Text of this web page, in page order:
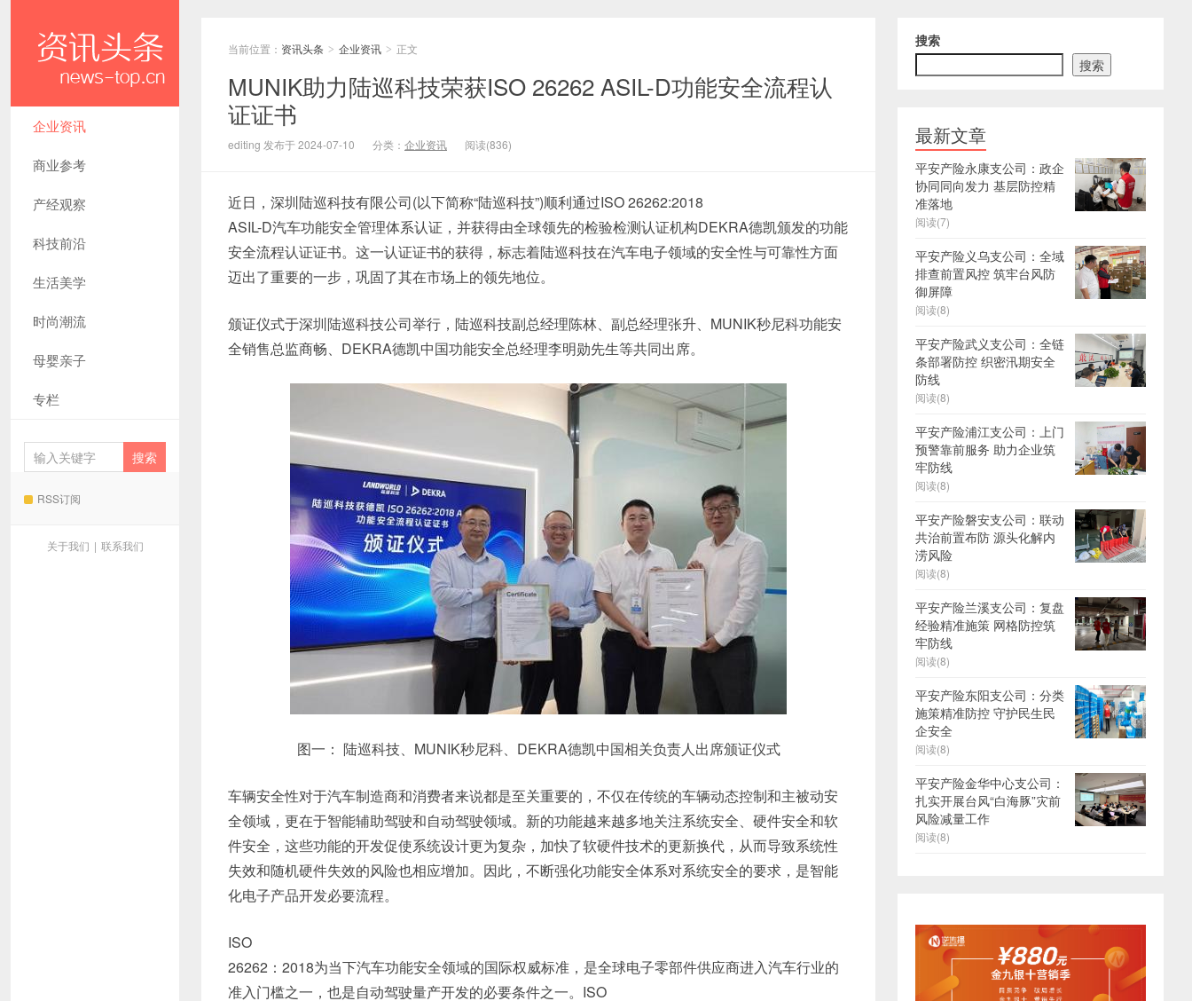
企业资讯
商业参考
产经观察
科技前沿
生活美学
时尚潮流
母婴亲子
专栏
RSS订阅
关于我们 | 联系我们
当前位置： 资讯头条 > 企业资讯 > 正文
MUNIK助力陆巡科技荣获ISO 26262 ASIL-D功能安全流程认
证证书
editing 发布于 2024-07-10 分类： 企业资讯 阅读(836)
近日，深圳陆巡科技有限公司(以下简称“陆巡科技”)顺利通过ISO 26262:2018
ASIL-D汽车功能安全管理体系认证，并获得由全球领先的检验检测认证机构DEKRA德凯颁发的功能
安全流程认证证书。这一认证证书的获得，标志着陆巡科技在汽车电子领域的安全性与可靠性方面
迈出了重要的一步，巩固了其在市场上的领先地位。
颁证仪式于深圳陆巡科技公司举行，陆巡科技副总经理陈林、副总经理张升、MUNIK秒尼科功能安
全销售总监商畅、DEKRA德凯中国功能安全总经理李明勋先生等共同出席。
图一： 陆巡科技、MUNIK秒尼科、DEKRA德凯中国相关负责人出席颁证仪式
车辆安全性对于汽车制造商和消费者来说都是至关重要的，不仅在传统的车辆动态控制和主被动安
全领域，更在于智能辅助驾驶和自动驾驶领域。新的功能越来越多地关注系统安全、硬件安全和软
件安全，这些功能的开发促使系统设计更为复杂，加快了软硬件技术的更新换代，从而导致系统性
失效和随机硬件失效的风险也相应增加。因此，不断强化功能安全体系对系统安全的要求，是智能
化电子产品开发必要流程。
ISO
26262：2018为当下汽车功能安全领域的国际权威标准，是全球电子零部件供应商进入汽车行业的
准入门槛之一，也是自动驾驶量产开发的必要条件之一。ISO
搜索
搜索
最新文章
平安产险永康支公司：政企
协同同向发力 基层防控精
准落地
阅读(7)
平安产险义乌支公司：全域
排查前置风控 筑牢台风防
御屏障
阅读(8)
平安产险武义支公司：全链
条部署防控 织密汛期安全
防线
阅读(8)
平安产险浦江支公司：上门
预警靠前服务 助力企业筑
牢防线
阅读(8)
平安产险磐安支公司：联动
共治前置布防 源头化解内
涝风险
阅读(8)
平安产险兰溪支公司：复盘
经验精准施策 网格防控筑
牢防线
阅读(8)
平安产险东阳支公司：分类
施策精准防控 守护民生民
企安全
阅读(8)
平安产险金华中心支公司：
扎实开展台风“白海豚”灾前
风险减量工作
阅读(8)